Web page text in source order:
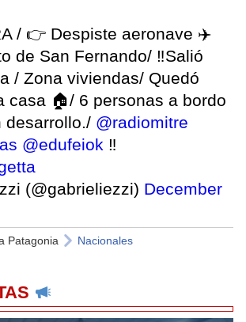
/ 👉 Despiste aeronave ✈️
de San Fernando/ ‼️Salió
/ Zona viviendas/ Quedó
casa 🏠/ 6 personas a bordo
desarrollo./ @radiomitre
@edufeiok ‼️
(@gabrieliezzi) December
Patagonia Nacionales